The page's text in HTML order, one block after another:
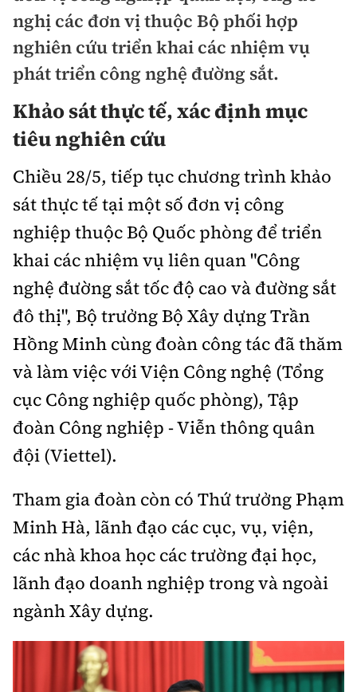
Cải chính
Vật liệu xây dựng
Giám định chất lượng
Quản lý đô thị
Quản lý
Đường bộ
Hàng không
Đường sắt
Đăng kiểm
Đường sắt tốc độ cao
Đường thủy
Hàng hải
Đường sắt đô thị
Nhà thầu
Mời thầu - Đấu thầu
Thi viết về GTVT
Kinh tế
Thị trường
Chứng khoán
Bảo hiểm
Doanh nghiệp
Pháp luật
Thanh tra
An ninh hình sự
Điều tra
Pháp đình
Hỏi - Đáp
An toàn giao thông
Giao thông 24h
ATGT địa phương
Văn hóa giao thông
Lái xe an toàn
Chung tay vì ATGT
Gương sáng giao thông
Chất lượng sống
Giáo dục
Y tế
Đời sống
Lao động - Công đoàn
Văn hóa - Giải Trí
Văn hóa
Showbiz
Điện ảnh
Âm nhạc
Thể thao
Bóng đá
Bình luận
Hậu trường sao
360 độ thể thao
Công nghệ
Công nghệ mới
Sản phẩm mới
Tư vấn
Thế giới
Thời sự Quốc tế
Hồ sơ tài liệu
Thế giới giao thông
Thế giới xây dựng
Đi ++
Du lịch
Khám phá
Lối sống
Ẩm thực
Video
Khám phá
Camera giao thông
Câu chuyện giao thông
Cơ quan chủ quản: Bộ Xây dựng
Giấy phép số: 03/GP-BVHTTDL, cấp ngày 1/4/2025.
Tòa soạn: Số 2 Nguyễn Công Hoan, phường Giảng Võ,
nghị các đơn vị thuộc Bộ phối hợp
nghiên cứu triển khai các nhiệm vụ
phát triển công nghệ đường sắt.
Khảo sát thực tế, xác định mục
tiêu nghiên cứu
Chiều 28/5, tiếp tục chương trình khảo
sát thực tế tại một số đơn vị công
nghiệp thuộc Bộ Quốc phòng để triển
khai các nhiệm vụ liên quan "Công
nghệ đường sắt tốc độ cao và đường sắt
đô thị", Bộ trưởng Bộ Xây dựng Trần
Hồng Minh cùng đoàn công tác đã thăm
và làm việc với Viện Công nghệ (Tổng
cục Công nghiệp quốc phòng), Tập
đoàn Công nghiệp - Viễn thông quân
đội (Viettel).
Tham gia đoàn còn có Thứ trưởng Phạm
Minh Hà, lãnh đạo các cục, vụ, viện,
các nhà khoa học các trường đại học,
lãnh đạo doanh nghiệp trong và ngoài
ngành Xây dựng.